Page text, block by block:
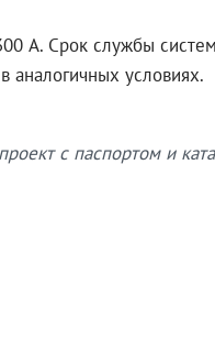
А. Срок службы
аналогичных условиях.
с паспортом и